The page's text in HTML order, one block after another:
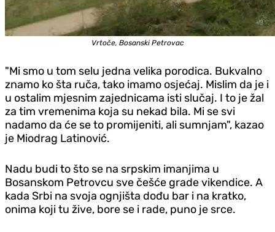
Vrtoče, Bosanski Petrovac
"Mi smo u tom selu jedna velika porodica. Bukvalno
znamo ko šta ruča, tako imamo osjećaj. Mislim da je i
u ostalim mjesnim zajednicama isti slučaj. I to je žal
za tim vremenima koja su nekad bila. Mi se svi
nadamo da će se to promijeniti, ali sumnjam", kazao
je Miodrag Latinović.
Nadu budi to što se na srpskim imanjima u
Bosanskom Petrovcu sve češće grade vikendice. A
kada Srbi na svoja ognjišta dođu bar i na kratko,
onima koji tu žive, bore se i rade, puno je srce.